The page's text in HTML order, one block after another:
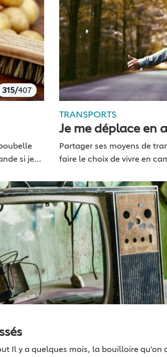
315/407
si je
TRANSPORTS
Je me déplace en
Partager ses moyens de
faire le choix de vivre en
voiture pour pouvoir vivre
des…
Il y a quelques mois, la bouilloire qu'on